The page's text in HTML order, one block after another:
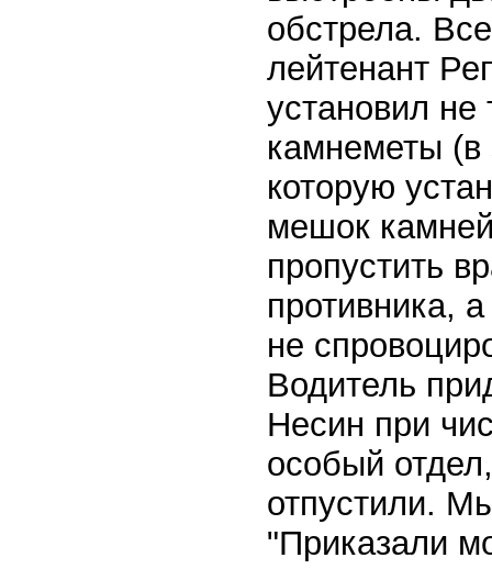
обстрела.
лейтенант
установил
камнеметы (в
которую
мешок
пропустить
противника,
не
Водитель
Несин при
особый
отпустили.
"Приказали